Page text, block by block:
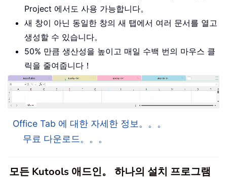
Project 에서도 사용 가능합니다。
새 창이 아닌 동일한 창의 새 탭에서 여러 문서를 열고
생성할 수 있습니다。
50% 만큼 생산성을 높이고 매일 수백 번의 마우스 클
릭을 줄여줍니다！
Office Tab 에 대한 자세한 정보。。。
무료 다운로드。。。
모든 Kutools 애드인。 하나의 설치 프로그램